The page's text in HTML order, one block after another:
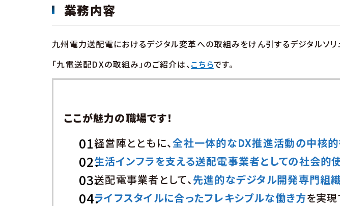
業務内容
九州電力送配電におけるデジタル変革への取組みをけん引するデジタルソリ
「九電送配DXの取組み」のご紹介は、こちらです。
ここが魅力の職場です！
経営陣とともに、全社一体的なDX推進活動の中核
生活インフラを支える送配電事業者としての社会的
送配電事業者として、先進的なデジタル開発専門組
ライフスタイルに合ったフレキシブルな働き方を実現